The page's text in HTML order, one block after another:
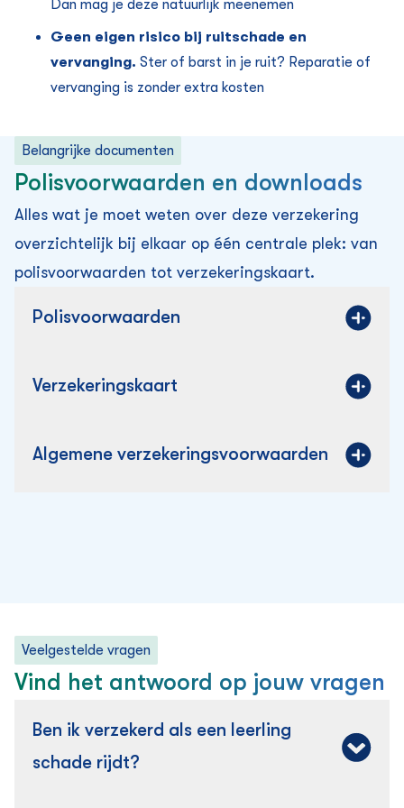
Dan mag je deze natuurlijk meenemen
Geen eigen risico bij ruitschade en
vervanging. Ster of barst in je ruit? Reparatie of
vervanging is zonder extra kosten
Belangrijke documenten
Polisvoorwaarden en downloads
Alles wat je moet weten over deze verzekering
overzichtelijk bij elkaar op één centrale plek: van
polisvoorwaarden tot verzekering­skaart.
Polisvoorwaarden
Verzekering­skaart
Algemene verzekering­svoorwaarden
Veelgestelde vragen
Vind het antwoord op jouw vragen
Ben ik verzekerd als een leerling
schade rijdt?